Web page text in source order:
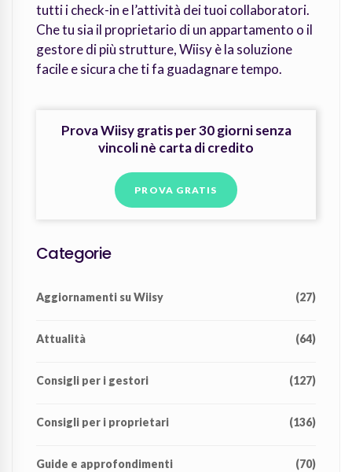
tutti i check-in e l’attività dei tuoi collaboratori.
Che tu sia il proprietario di un appartamento o il
gestore di più strutture, Wiisy è la soluzione
facile e sicura che ti fa guadagnare tempo.
Prova Wiisy gratis per 30 giorni senza
vincoli nè carta di credito
PROVA GRATIS
Categorie
Aggiornamenti su Wiisy (27)
Attualità (64)
Consigli per i gestori (127)
Consigli per i proprietari (136)
Guide e approfondimenti (70)